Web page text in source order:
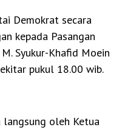
Demokrat secara
kepada Pasangan
Syukur-Khafid Moein
pukul 18.00 wib.
langsung oleh Ketua